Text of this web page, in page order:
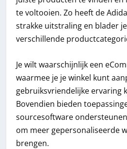
te voltooien. Zo heeft de
strakke uitstraling en blader
verschillende
Je wilt waarschijnlijk een
waarmee je je winkel kunt
gebruiksvriendelijke ervaring
Bovendien bieden
sourcesoftware
om meer gepersonaliseerde
brengen.